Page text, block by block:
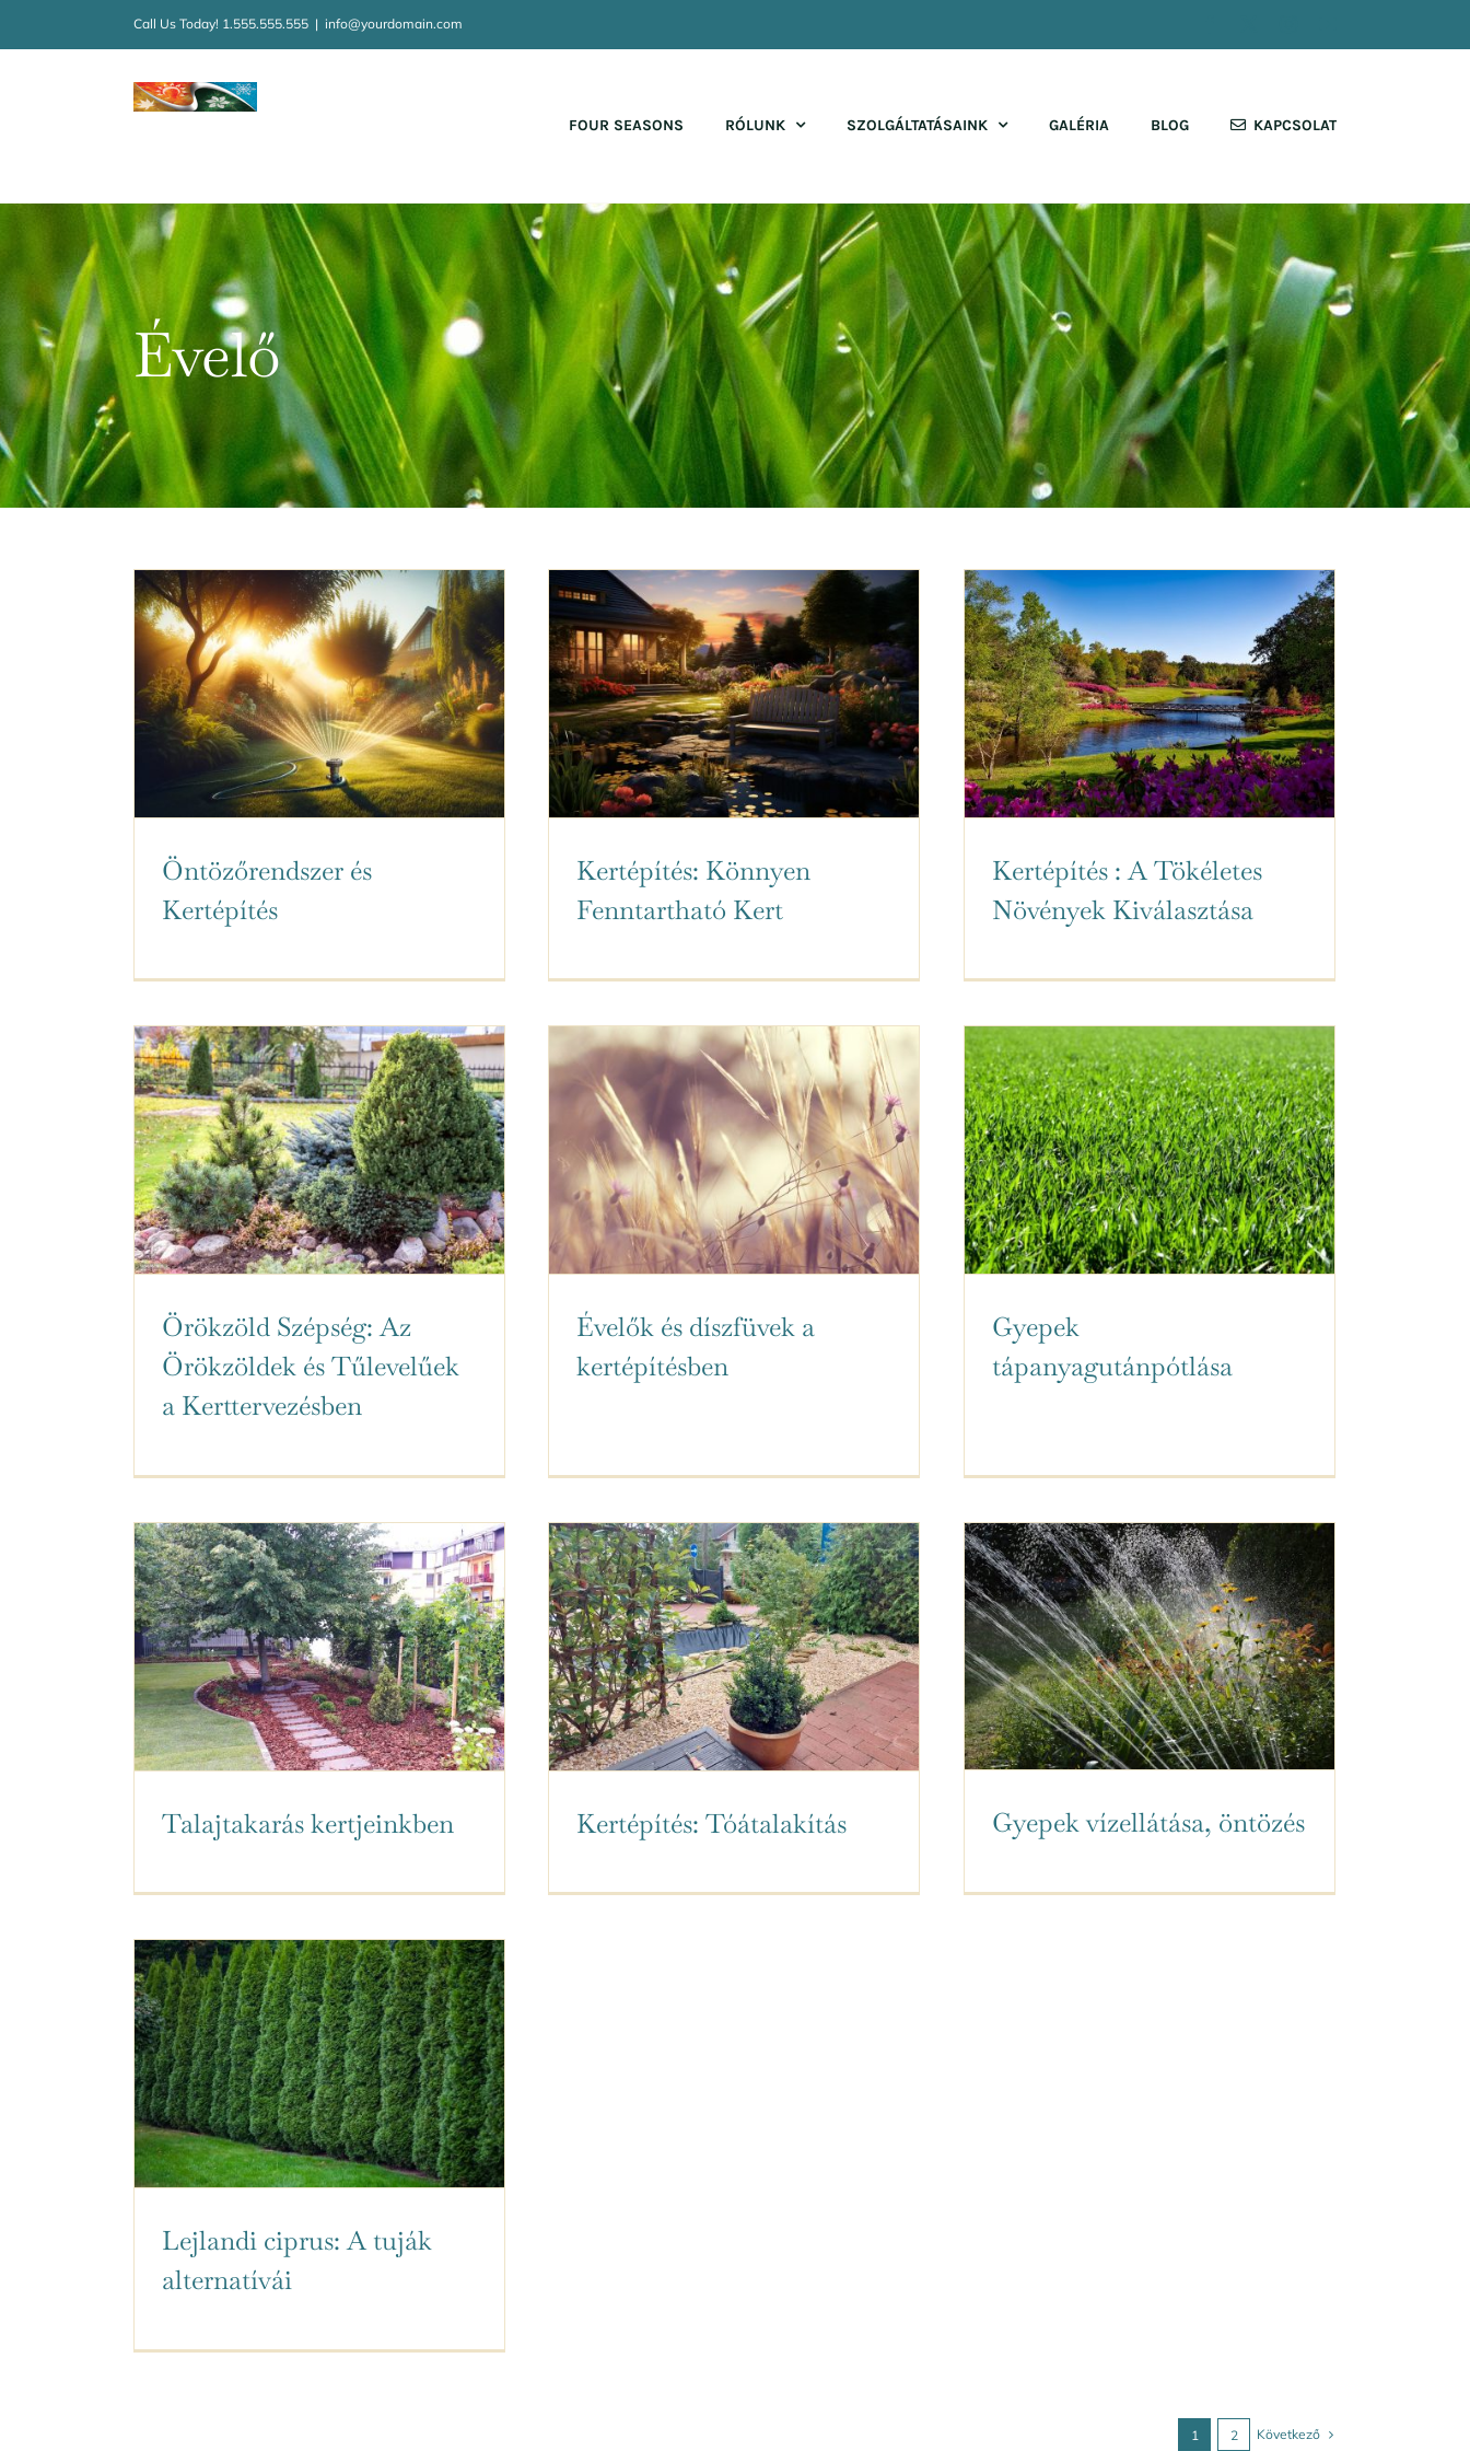
Call Us Today! 1.555.555.555 | info@yourdomain.com
FOUR SEASONS RÓLUNK SZOLGÁLTATÁSAINK GALÉRIA BLOG KAPCSOLAT
Évelő
Öntözőrendszer és
Kertépítés
Kertépítés: Könnyen
Fenntartható Kert
Kertépítés : A Tökéletes
Növények Kiválasztása
Örökzöld Szépség: Az
Örökzöldek és Tűlevelűek
a Kerttervezésben
Évelők és díszfüvek a
kertépítésben
Gyepek
tápanyagutánpótlása
Talajtakarás kertjeinkben Kertépítés: Tóátalakítás Gyepek vízellátása, öntözés
Lejlandi ciprus: A tuják
alternatívái
1 2 Következő